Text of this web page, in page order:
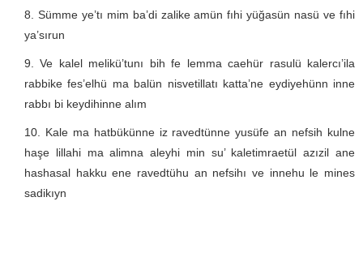
Sümme ye’tı mim ba’di zalike amün fıhi yüğasün nasü ve fıhi
ya’sırun
Ve kalel melikü’tunı bih fe lemma caehür rasulü kalercı’ila
rabbike fes’elhü ma balün nisvetillatı katta’ne eydiyehünn inne
rabbı bi keydihinne alım
Kale ma hatbükünne iz ravedtünne yusüfe an nefsih kulne
haşe lillahi ma alimna aleyhi min su’ kaletimraetül azızil ane
hashasal hakku ene ravedtühu an nefsihı ve innehu le mines
sadikıyn